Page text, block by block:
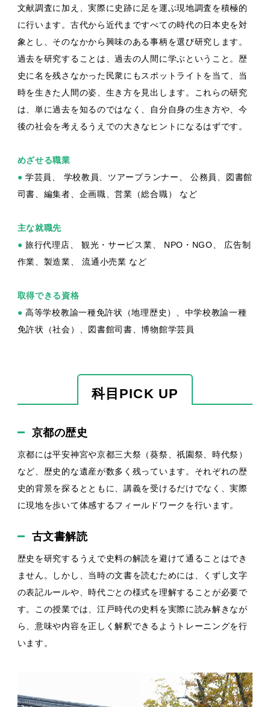
文献調査に加え、実際に史跡に足を運ぶ現地調査を積極的
に行います。古代から近代まですべての時代の日本史を対
象とし、そのなかから興味のある事柄を選び研究します。
過去を研究することは、過去の人間に学ぶということ。歴
史に名を残さなかった民衆にもスポットライトを当て、当
時を生きた人間の姿、生き方を見出します。これらの研究
は、単に過去を知るのではなく、自分自身の生き方や、今
後の社会を考えるうえでの大きなヒントになるはずです。
めざせる職業
● 学芸員、 学校教員、ツアープランナー、 公務員、図書館
司書、編集者、企画職、営業（総合職） など
主な就職先
● 旅行代理店、 観光・サービス業、 NPO・NGO、 広告制
作業、製造業、 流通小売業 など
取得できる資格
● 高等学校教諭一種免許状（地理歴史）、中学校教諭一種
免許状（社会）、図書館司書、博物館学芸員
科目PICK UP
京都の歴史
京都には平安神宮や京都三大祭（葵祭、祇園祭、時代祭）
など、歴史的な遺産が数多く残っています。それぞれの歴
史的背景を探るとともに、講義を受けるだけでなく、実際
に現地を歩いて体感するフィールドワークを行います。
古文書解読
歴史を研究するうえで史料の解読を避けて通ることはでき
ません。しかし、当時の文書を読むためには、くずし文字
の表記ルールや、時代ごとの様式を理解することが必要で
す。この授業では、江戸時代の史料を実際に読み解きなが
ら、意味や内容を正しく解釈できるようトレーニングを行
います。